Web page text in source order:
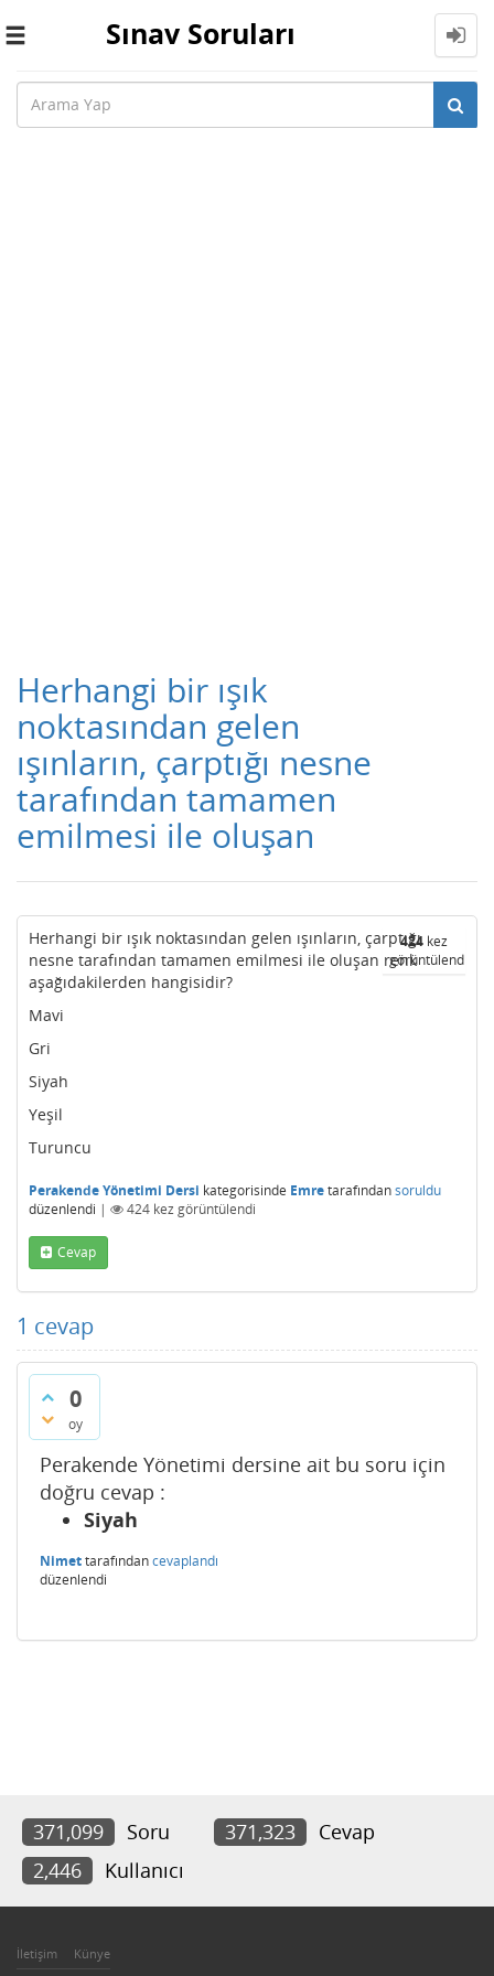
Toggle
Sınav Soruları
Herhangi bir ışık
noktasından gelen
ışınların, çarptığı nesne
tarafından tamamen
emilmesi ile oluşan
424 kez
görüntülendi
Herhangi bir ışık noktasından gelen ışınların, çarptığı
nesne tarafından tamamen emilmesi ile oluşan renk
aşağıdakilerden hangisidir?
Mavi
Gri
Siyah
Yeşil
Turuncu
Perakende Yönetimi Dersi kategorisinde Emretarafındansoruldu
düzenlendi | 424 kez görüntülendi
Cevap
1 cevap
0
oy
Perakende Yönetimi dersine ait bu soru için
doğru cevap :
Siyah
Nimettarafındancevaplandı
düzenlendi
371,099 Soru 371,323
Cevap
2,446
Kullanıcı
İletişim Künye